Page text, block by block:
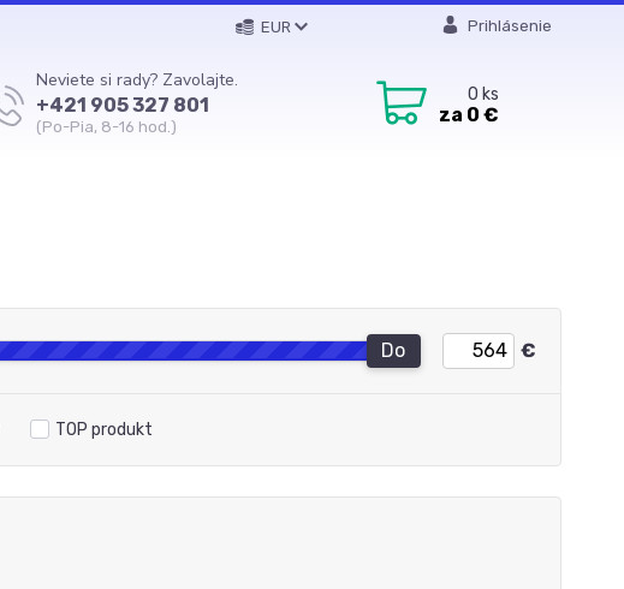
EUR Prihlásenie
Neviete si rady? Zavolajte.
+421 905 327 801
(Po-Pia, 8-16 hod.)
0 ks
za 0 €
Do €
TOP produkt